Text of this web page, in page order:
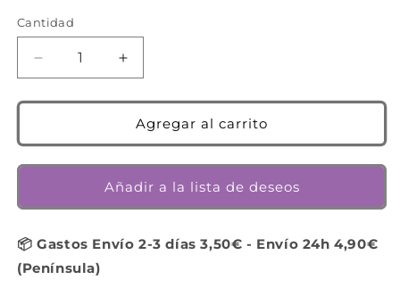
Cantidad
Cantidad
Reducir
cantidad
para
Animales
mesa
Bezzerwizzer
Studio
Aumentar
cantidad
para
BrainBox
Animales
Juego
de
mesa
-
Bezzerwizzer
Agregar al carrito
Añadir a la lista de deseos
📦 Gastos Envío 2-3 días 3,50€ - Envío 24h 4,90€
(Península)